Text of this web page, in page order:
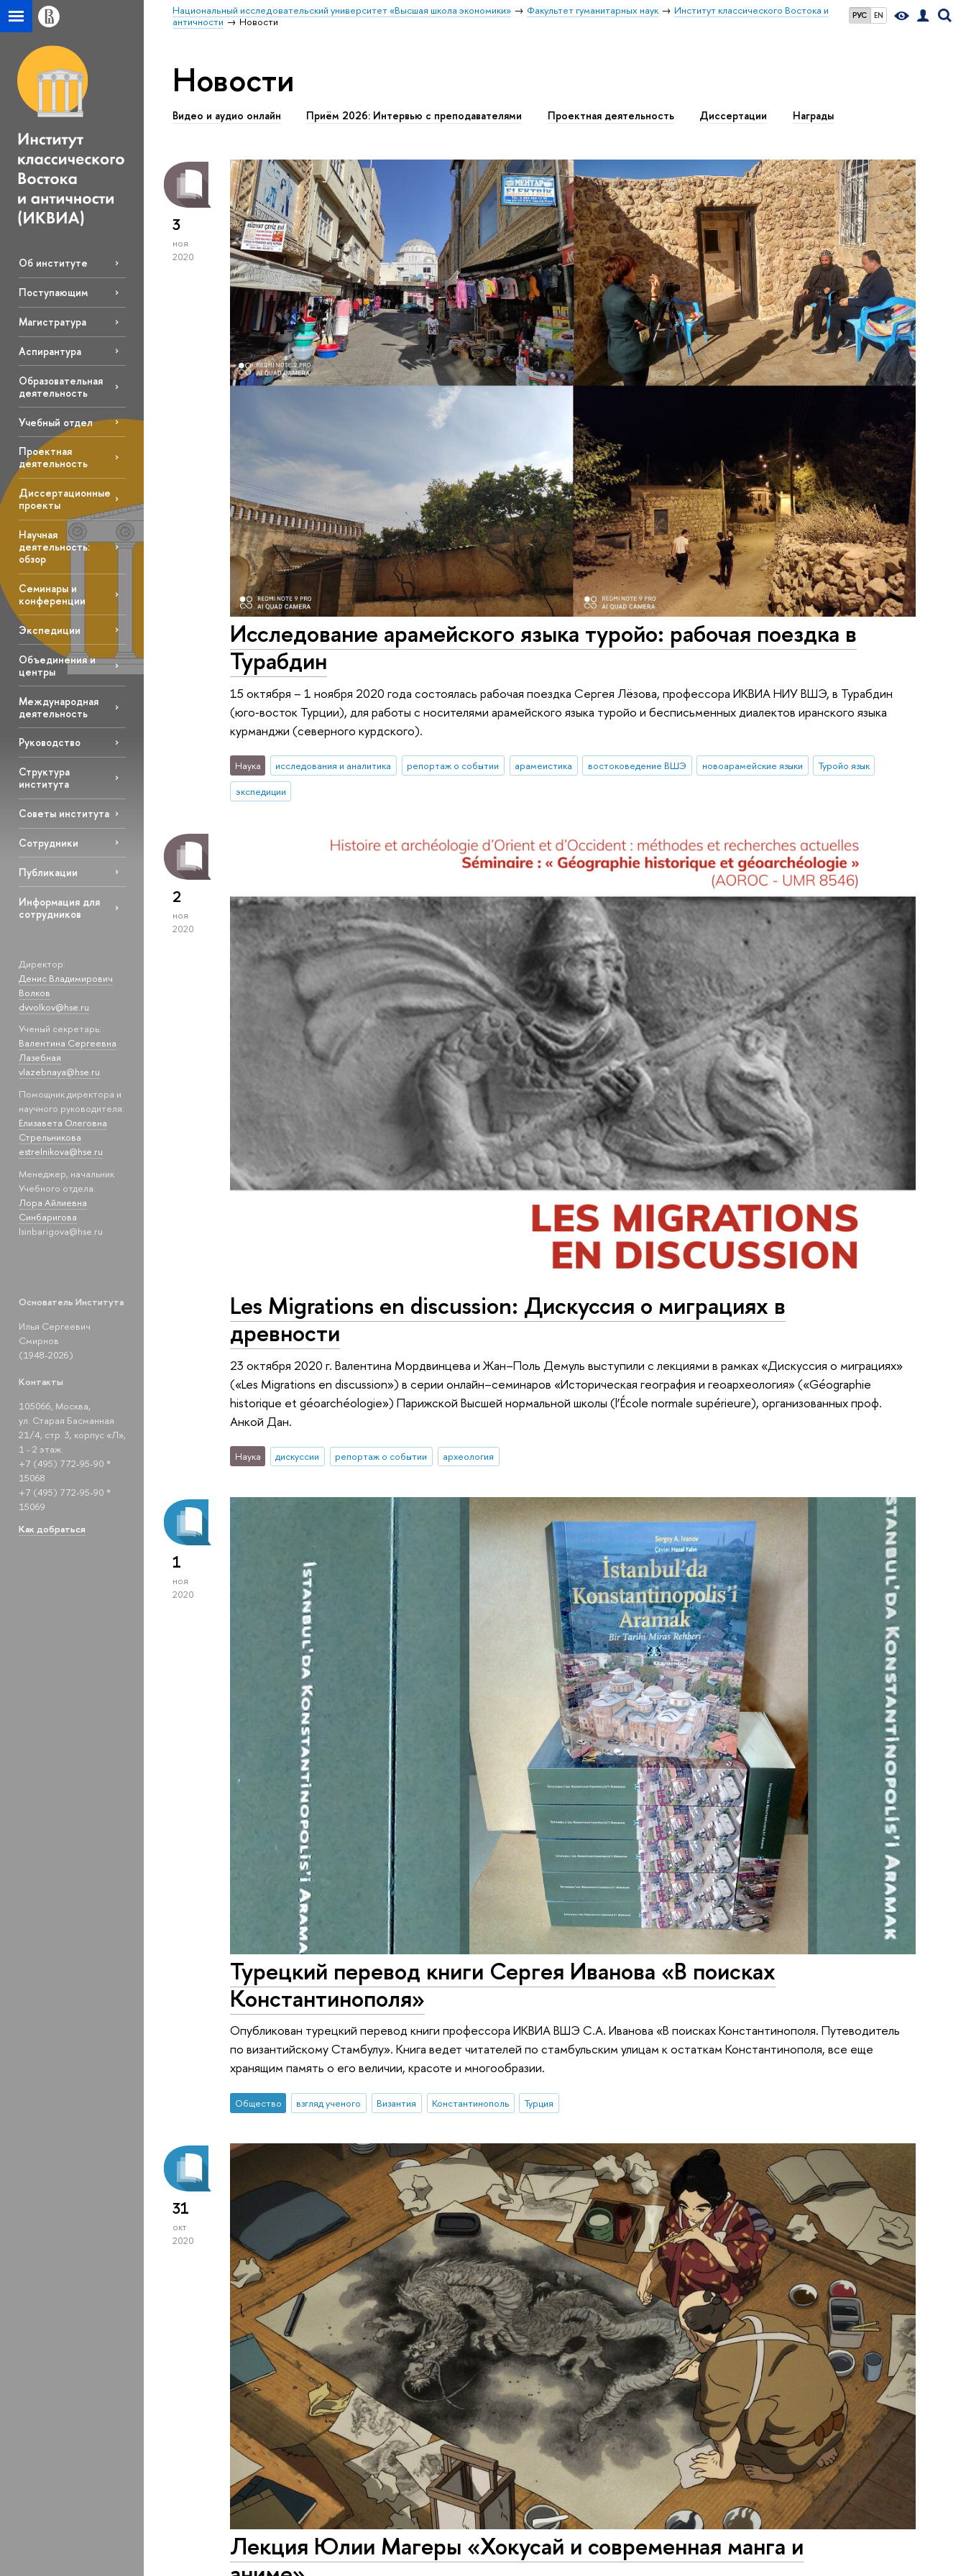
РУС EN
Национальный исследовательский университет «Высшая школа экономики» Факультет гуманитарных наук
Институт классического Востока и
античности
Новости
Об институте
Поступающим
Магистратура
Аспирантура
Образовательная
деятельность
Учебный отдел
Проектная
деятельность
Диссертационные
проекты
Научная
деятельность:
обзор
Семинары и
конференции
Экспедиции
Объединения и
центры
Международная
деятельность
Руководство
Структура
института
Советы института
Сотрудники
Публикации
Информация для
сотрудников
Директор:
Денис Владимирович
Волков
dvvolkov@hse.ru
Ученый секретарь:
Валентина Сергеевна
Лазебная
vlazebnaya@hse.ru
Помощник директора и
научного руководителя:
Елизавета Олеговна
Стрельникова
estrelnikova@hse.ru
Менеджер, начальник
Учебного отдела:
Лора Айлиевна
Синбаригова
lsinbarigova@hse.ru
Основатель Института
Илья Сергеевич
Смирнов
(1948-2026)
Контакты
105066, Москва,
ул. Старая Басманная
21/4, стр. 3, корпус «Л»,
1 - 2 этаж.
+7 (495) 772-95-90 *
15068
+7 (495) 772-95-90 *
15069
Как добраться
Новости
Видео и аудио онлайн Приём 2026: Интервью с преподавателями Проектная деятельность Диссертации Награды
3
ноя
2020
Исследование арамейского языка туройо: рабочая поездка в
Турабдин
15 октября – 1 ноября 2020 года состоялась рабочая поездка Сергея Лёзова, профессора ИКВИА НИУ ВШЭ, в Турабдин
(юго‑восток Турции), для работы с носителями арамейского языка туройо и бесписьменных диалектов иранского языка
курманджи (северного курдского).
Наука исследования и аналитика репортаж о событии арамеистика востоковедение ВШЭ новоарамейские языки
Туройо язык
экспедиции
2
ноя
2020
Les Migrations en discussion: Дискуссия о миграциях в
древности
23 октября 2020 г. Валентина Мордвинцева и Жан–Поль Демуль выступили с лекциями в рамках «Дискуссия о миграциях»
(«Les Migrations en discussion») в серии онлайн–семинаров «Историческая география и геоархеология» («Géographie
historique et géoarchéologie») Парижской Высшей нормальной школы (l’École normale supérieure), организованных проф.
Анкой Дан.
Наука дискуссии репортаж о событии археология
1
ноя
2020
Турецкий перевод книги Сергея Иванова «В поисках
Константинополя»
Опубликован турецкий перевод книги профессора ИКВИА ВШЭ С.А. Иванова «В поисках Константинополя. Путеводитель
по византийскому Стамбулу». Книга ведет читателей по стамбульским улицам к остаткам Константинополя, все еще
хранящим память о его величии, красоте и многообразии.
Общество взгляд ученого Византия Константинополь Турция
31
окт
2020
Лекция Юлии Магеры «Хокусай и современная манга и